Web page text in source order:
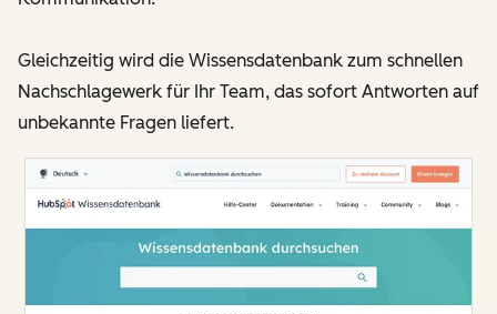
Gleichzeitig wird die Wissensdatenbank zum schnellen
Nachschlagewerk für Ihr Team, das sofort Antworten auf
unbekannte Fragen liefert.